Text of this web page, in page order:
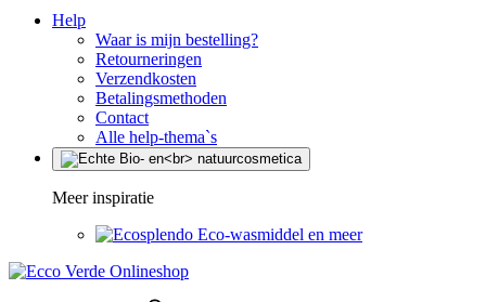
Help
Waar is mijn bestelling?
Retourneringen
Verzendkosten
Betalingsmethoden
Contact
Alle help-thema`s
Meer inspiratie
Eco-wasmiddel en meer